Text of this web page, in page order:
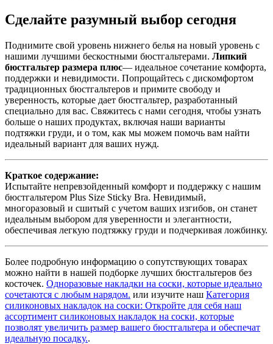
Сделайте разумный выбор сегодня
Поднимите свой уровень нижнего белья на новый уровень с
нашими лучшими бескостными бюстгальтерами. Липкий
бюстгальтер размера плюс— идеальное сочетание комфорта,
поддержки и невидимости. Попрощайтесь с дискомфортом
традиционных бюстгальтеров и примите свободу и
уверенность, которые дает бюстгальтер, разработанный
специально для вас. Свяжитесь с нами сегодня, чтобы узнать
больше о наших продуктах, включая наши варианты
подтяжки груди, и о том, как мы можем помочь вам найти
идеальный вариант для ваших нужд.
Краткое содержание:
Испытайте непревзойденный комфорт и поддержку с нашим
бюстгальтером Plus Size Sticky Bra. Невидимый,
многоразовый и сшитый с учетом ваших изгибов, он станет
идеальным выбором для уверенности и элегантности,
обеспечивая легкую подтяжку груди и подчеркивая ложбинку.
Более подробную информацию о сопутствующих товарах
можно найти в нашей подборке лучших бюстгальтеров без
косточек. Одноразовые накладки на соски, которые идеально
сочетаются с любым нарядом. или изучите наш Категория
силиконовых накладок на соски: Откройте для себя наш
ассортимент силиконовых накладок на соски, которые
позволят увеличить размер вашего бюстгальтера и обеспечат
идеальную посадку..